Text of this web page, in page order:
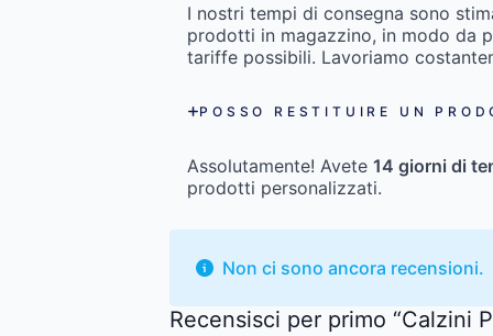
I nostri tempi di consegna sono
prodotti in magazzino, in modo da
tariffe possibili. Lavoriamo
POSSO RESTITUIRE UN
Assolutamente! Avete14 giorni di
prodotti personalizzati.
Non ci sono ancora recensioni.
Recensisci per primo “Calzini